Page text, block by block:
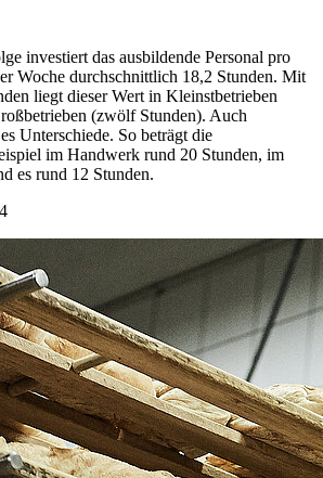
investiert das ausbildende Personal pro
Woche durchschnittlich 18,2 Stunden. Mit
liegt dieser Wert in Kleinstbetrieben
(zwölf Stunden). Auch
Unterschiede. So beträgt die
im Handwerk rund 20 Stunden, im
es rund 12 Stunden.